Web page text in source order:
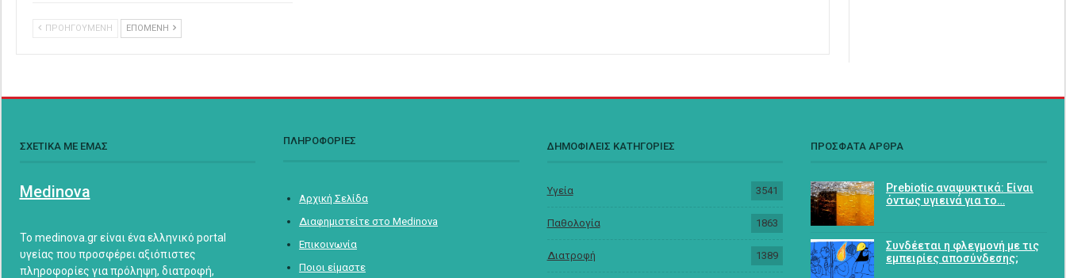
ΠΡΟΗΓΟΥΜΕΝΗ ΕΠΟΜΕΝΗ
ΣΧΕΤΙΚΑ ΜΕ ΕΜΑΣ
Medinova
Το medinova.gr είναι ένα ελληνικό portal
υγείας που προσφέρει αξιόπιστες
πληροφορίες για πρόληψη, διατροφή,
ΠΛΗΡΟΦΟΡΙΕΣ
Αρχική Σελίδα
Διαφημιστείτε στο Medinova
Επικοινωνία
Ποιοι είμαστε
ΔΗΜΟΦΙΛΕΙΣ ΚΑΤΗΓΟΡΙΕΣ
Υγεία 3541
Παθολογία 1863
Διατροφή 1389
ΠΡΟΣΦΑΤΑ ΑΡΘΡΑ
Prebiotic αναψυκτικά: Είναι
όντως υγιεινά για το…
Συνδέεται η φλεγμονή με τις
εμπειρίες αποσύνδεσης;